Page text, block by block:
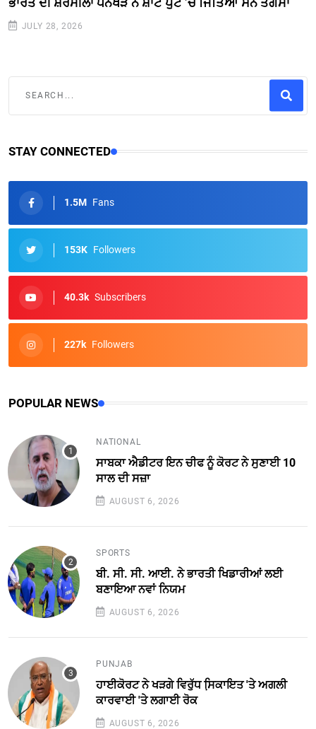
JULY 28, 2026
STAY CONNECTED
1.5M Fans
153K Followers
40.3k Subscribers
227k Followers
POPULAR NEWS
NATIONAL
ਸਾਬਕਾ ਐਡੀਟਰ ਇਨ ਚੀਫ ਨੂੰ ਕੋਰਟ ਨੇ ਸੁਣਾਈ 10
ਸਾਲ ਦੀ ਸਜ਼ਾ
AUGUST 6, 2026
SPORTS
ਬੀ. ਸੀ. ਸੀ. ਆਈ. ਨੇ ਭਾਰਤੀ ਖਿਡਾਰੀਆਂ ਲਈ
ਬਣਾਇਆ ਨਵਾਂ ਨਿਯਮ
AUGUST 6, 2026
PUNJAB
ਹਾਈਕੋਰਟ ਨੇ ਖੜਗੇ ਵਿਰੁੱਧ ਸਿ਼ਕਾਇਤ 'ਤੇ ਅਗਲੀ
ਕਾਰਵਾਈ 'ਤੇ ਲਗਾਈ ਰੋਕ
AUGUST 6, 2026